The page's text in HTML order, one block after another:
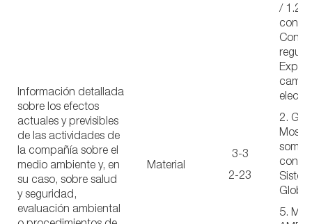
Información detallada
sobre los efectos
actuales y previsibles
de las actividades de
la compañía sobre el
medio ambiente y, en
su caso, sobre salud
y seguridad,
evaluación ambiental
Material
3-3
2-23
/ 1.2
2.
con
Global
5.